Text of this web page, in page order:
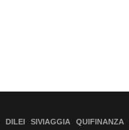
DILEI SIVIAGGIA QUIFINANZA